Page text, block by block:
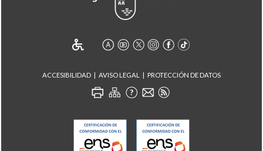
ACCESIBILIDAD AVISO LEGAL PROTECCIÓN DE DATOS